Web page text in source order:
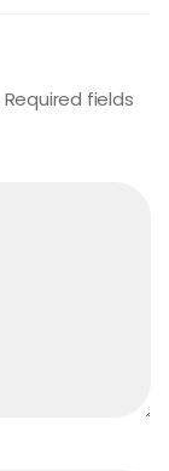
Required fields